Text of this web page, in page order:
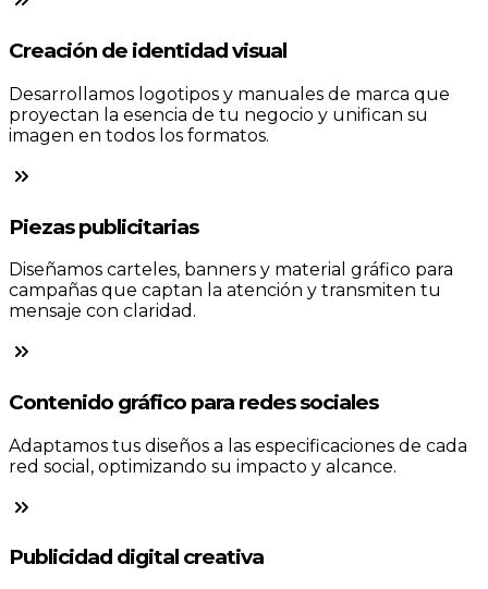
Creación de identidad visual
Desarrollamos logotipos y manuales de marca que
proyectan la esencia de tu negocio y unifican su
imagen en todos los formatos.
Piezas publicitarias
Diseñamos carteles, banners y material gráfico para
campañas que captan la atención y transmiten tu
mensaje con claridad.
Contenido gráfico para redes sociales
Adaptamos tus diseños a las especificaciones de cada
red social, optimizando su impacto y alcance.
Publicidad digital creativa